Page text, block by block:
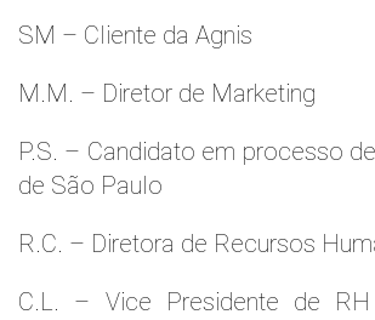
SM – Cliente da Agnis
M.M. – Diretor de Marketing
P.S. – Candidato em processo
de São Paulo
R.C. – Diretora de Recursos
C.L. – Vice Presidente de